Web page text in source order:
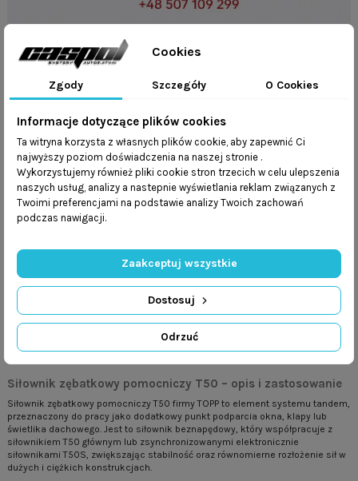
Masz pytania?
+48 32 247 36 07
+48 507 109 299
lub
Napisz e-mail
Opis
Szczegóły produktu
Wyposażenie
Siłownik zębatkowy pomocniczy T50 – opis i zastosowanie
Siłownik zębatkowy pomocniczy T50 firmy TOPP to element systemu tandem,
przeznaczony do pracy jako dodatkowy punkt podparcia okna, klapy lub
świetlika dachowego. Jest to siłownik beznapędowy, który współpracuje z
siłownikiem T50 głównym lub zsynchronizowanymi elektronicznie
siłownikami T50S, zwiększając stabilność oraz równomierne rozłożenie sił w
dużych i ciężkich konstrukcjach.
Cookies
Zgody Szczegóły O Cookies
Informacje dotyczące plików cookies
Ta witryna korzysta z własnych plików cookie, aby zapewnić Ci
najwyższy poziom doświadczenia na naszej stronie .
Wykorzystujemy również pliki cookie stron trzecich w celu ulepszenia
naszych usług, analizy a nastepnie wyświetlania reklam związanych z
Twoimi preferencjami na podstawie analizy Twoich zachowań
podczas nawigacji.
Odrzuć
Dostosuj
Zaakceptuj wszystkie